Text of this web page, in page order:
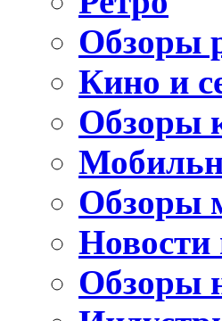
Обзоры
Кино и
Обзоры
Обзоры
Новости
Обзоры